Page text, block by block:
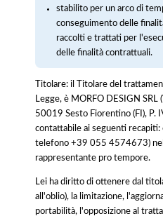
stabilito per un arco di
conseguimento delle
raccolti e trattati per
delle finalità contrattuali.
Titolare: il Titolare del
Legge, è MORFO DESIGN SRL
50019 Sesto Fiorentino (FI),
contattabile ai seguenti
telefono +39 055 4574673)
rappresentante pro tempore.
Lei ha diritto di ottenere dal
all'oblio), la limitazione,
portabilità, l'opposizione al